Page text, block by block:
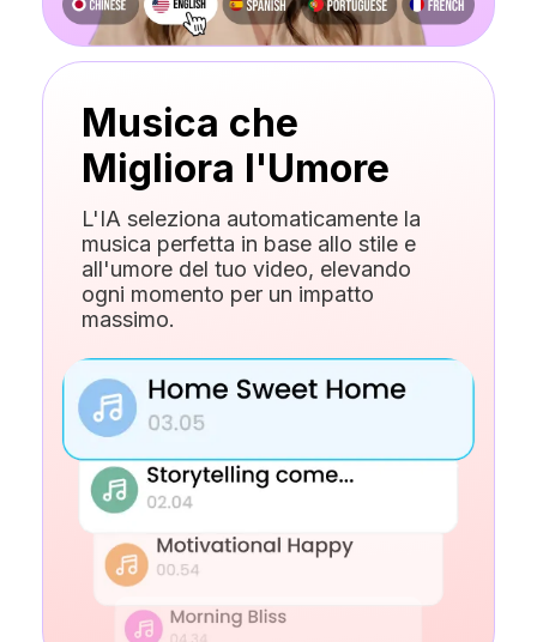
Musica che
Migliora l'Umore
L'IA seleziona automaticamente la
musica perfetta in base allo stile e
all'umore del tuo video, elevando
ogni momento per un impatto
massimo.